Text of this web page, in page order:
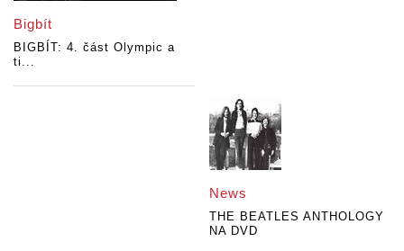
Bigbít
BIGBÍT: 4. část Olympic a
ti...
News
THE BEATLES ANTHOLOGY
NA DVD